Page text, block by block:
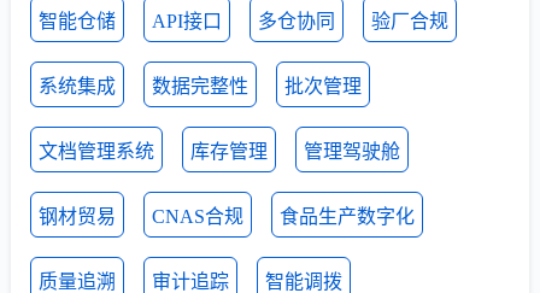
智能仓储 API接口 多仓协同 验厂合规
系统集成 数据完整性 批次管理
文档管理系统 库存管理 管理驾驶舱
钢材贸易 CNAS合规 食品生产数字化
质量追溯 审计追踪 智能调拨